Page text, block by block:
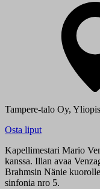
Tampere-talo Oy,
Osta liput
Kapellimestari Mario
kanssa. Illan avaa
Brahmsin Nänie
sinfonia nro 5.